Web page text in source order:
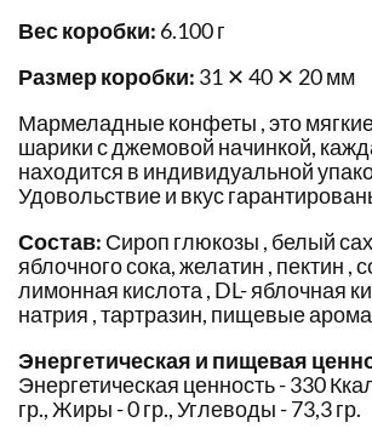
Вес коробки: 6.100 г
Размер коробки: 31 ✕ 40 ✕ 20 мм
Мармеладные конфеты , это
шарики с джемовой начинкой,
находится в индивидуальной
Удовольствие и вкус
Состав: Сироп глюкозы , белый
яблочного сока, желатин , пектин ,
лимонная кислота , DL- яблочная
натрия , тартразин, пищевые
Энергетическая и пищевая
Энергетическая ценность - 330
гр., Жиры - 0 гр., Углеводы - 73,3 гр.